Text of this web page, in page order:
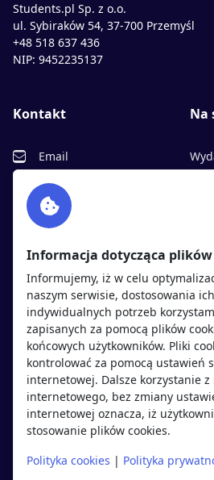
Students.pl Sp. z o.o.
ul. Sybiraków 54, 37-700 Przemyśl
+48 518 637 436
NIP: 9452235137
Kontakt
Email
Facebook
Twitter
Na
Kandydaci
Regulamin kandydata
Oferty pracy
Pracodawcy
Opinie o pracodawcach
Informacja dotycząca
Informujemy, iż w celu
naszym serwisie, dostosowania
indywidualnych potrzeb
zapisanych za pomocą plików
końcowych użytkowników. Pliki
kontrolować za pomocą ustawień
internetowej. Dalsze korzystanie
internetowego, bez zmiany
internetowej oznacza, iż
stosowanie plików cookies.
Polityka cookies | Polityka